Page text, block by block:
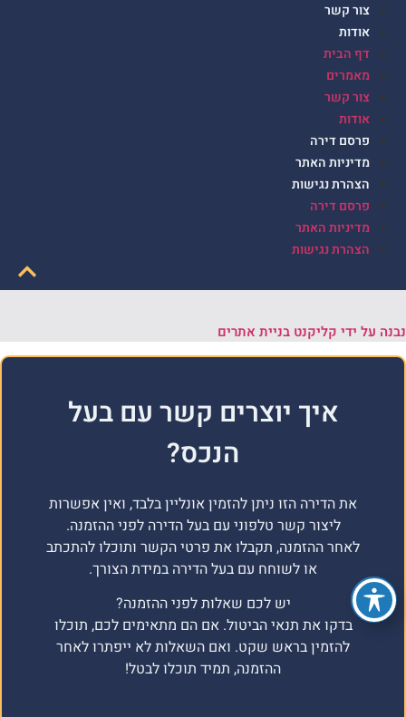
צור קשר
אודות
דף הבית
מאמרים
צור קשר
אודות
פרסם דירה
מדיניות האתר
הצהרת נגישות
פרסם דירה
מדיניות האתר
הצהרת נגישות
נבנה על ידי קליקנט בניית אתרים
איך יוצרים קשר עם בעל
הנכס?
את הדירה הזו ניתן להזמין אונליין בלבד, ואין אפשרות
ליצור קשר טלפוני עם בעל הדירה לפני ההזמנה.
לאחר ההזמנה, תקבלו את פרטי הקשר ותוכלו להתכתב
או לשוחח עם בעל הדירה במידת הצורך.
יש לכם שאלות לפני ההזמנה?
בדקו את תנאי הביטול. אם הם מתאימים לכם, תוכלו
להזמין בראש שקט. ואם השאלות לא ייפתרו לאחר
ההזמנה, תמיד תוכלו לבטל!